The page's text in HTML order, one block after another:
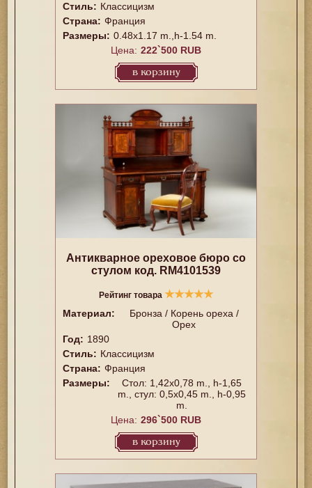
Стиль: Классицизм
Страна: Франция
Размеры: 0.48x1.17 m.,h-1.54 m.
Цена: 222`500 RUB
в корзину
Антикварное ореховое бюро со
стулом код. RM4101539
Рейтинг товара ★★★★★
Материал:
Бронза / Корень ореха /
Орех
Год: 1890
Стиль: Классицизм
Страна: Франция
Размеры:
Стол: 1,42x0,78 m., h-1,65
m., стул: 0,5x0,45 m., h-0,95
m.
Цена: 296`500 RUB
в корзину